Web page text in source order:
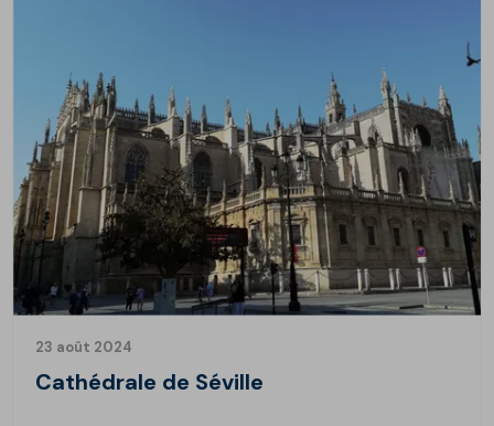
23 août 2024
Cathédrale de Séville